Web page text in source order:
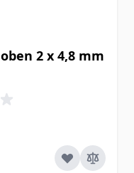
2 x 4,8 mm